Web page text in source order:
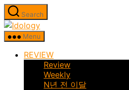
Skip
to
the
content
Search
Idology
Menu
REVIEW
Review
Weekly
N년 전 이달